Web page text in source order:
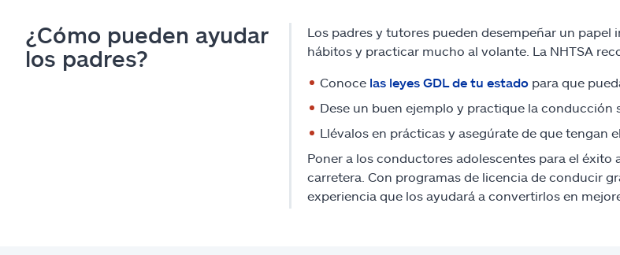
¿Cómo pueden ayudar
los padres?
Los padres y tutores pueden desempeñar un
hábitos y practicar mucho al volante. La NHTSA
Conoce las leyes GDL de tu estadopara que
Dese un buen ejemplo y practique la conducción
Llévalos en prácticas y asegúrate de que tengan
Poner a los conductores adolescentes para el éxito
carretera. Con programas de licencia de conducir
experiencia que los ayudará a convertirlos en